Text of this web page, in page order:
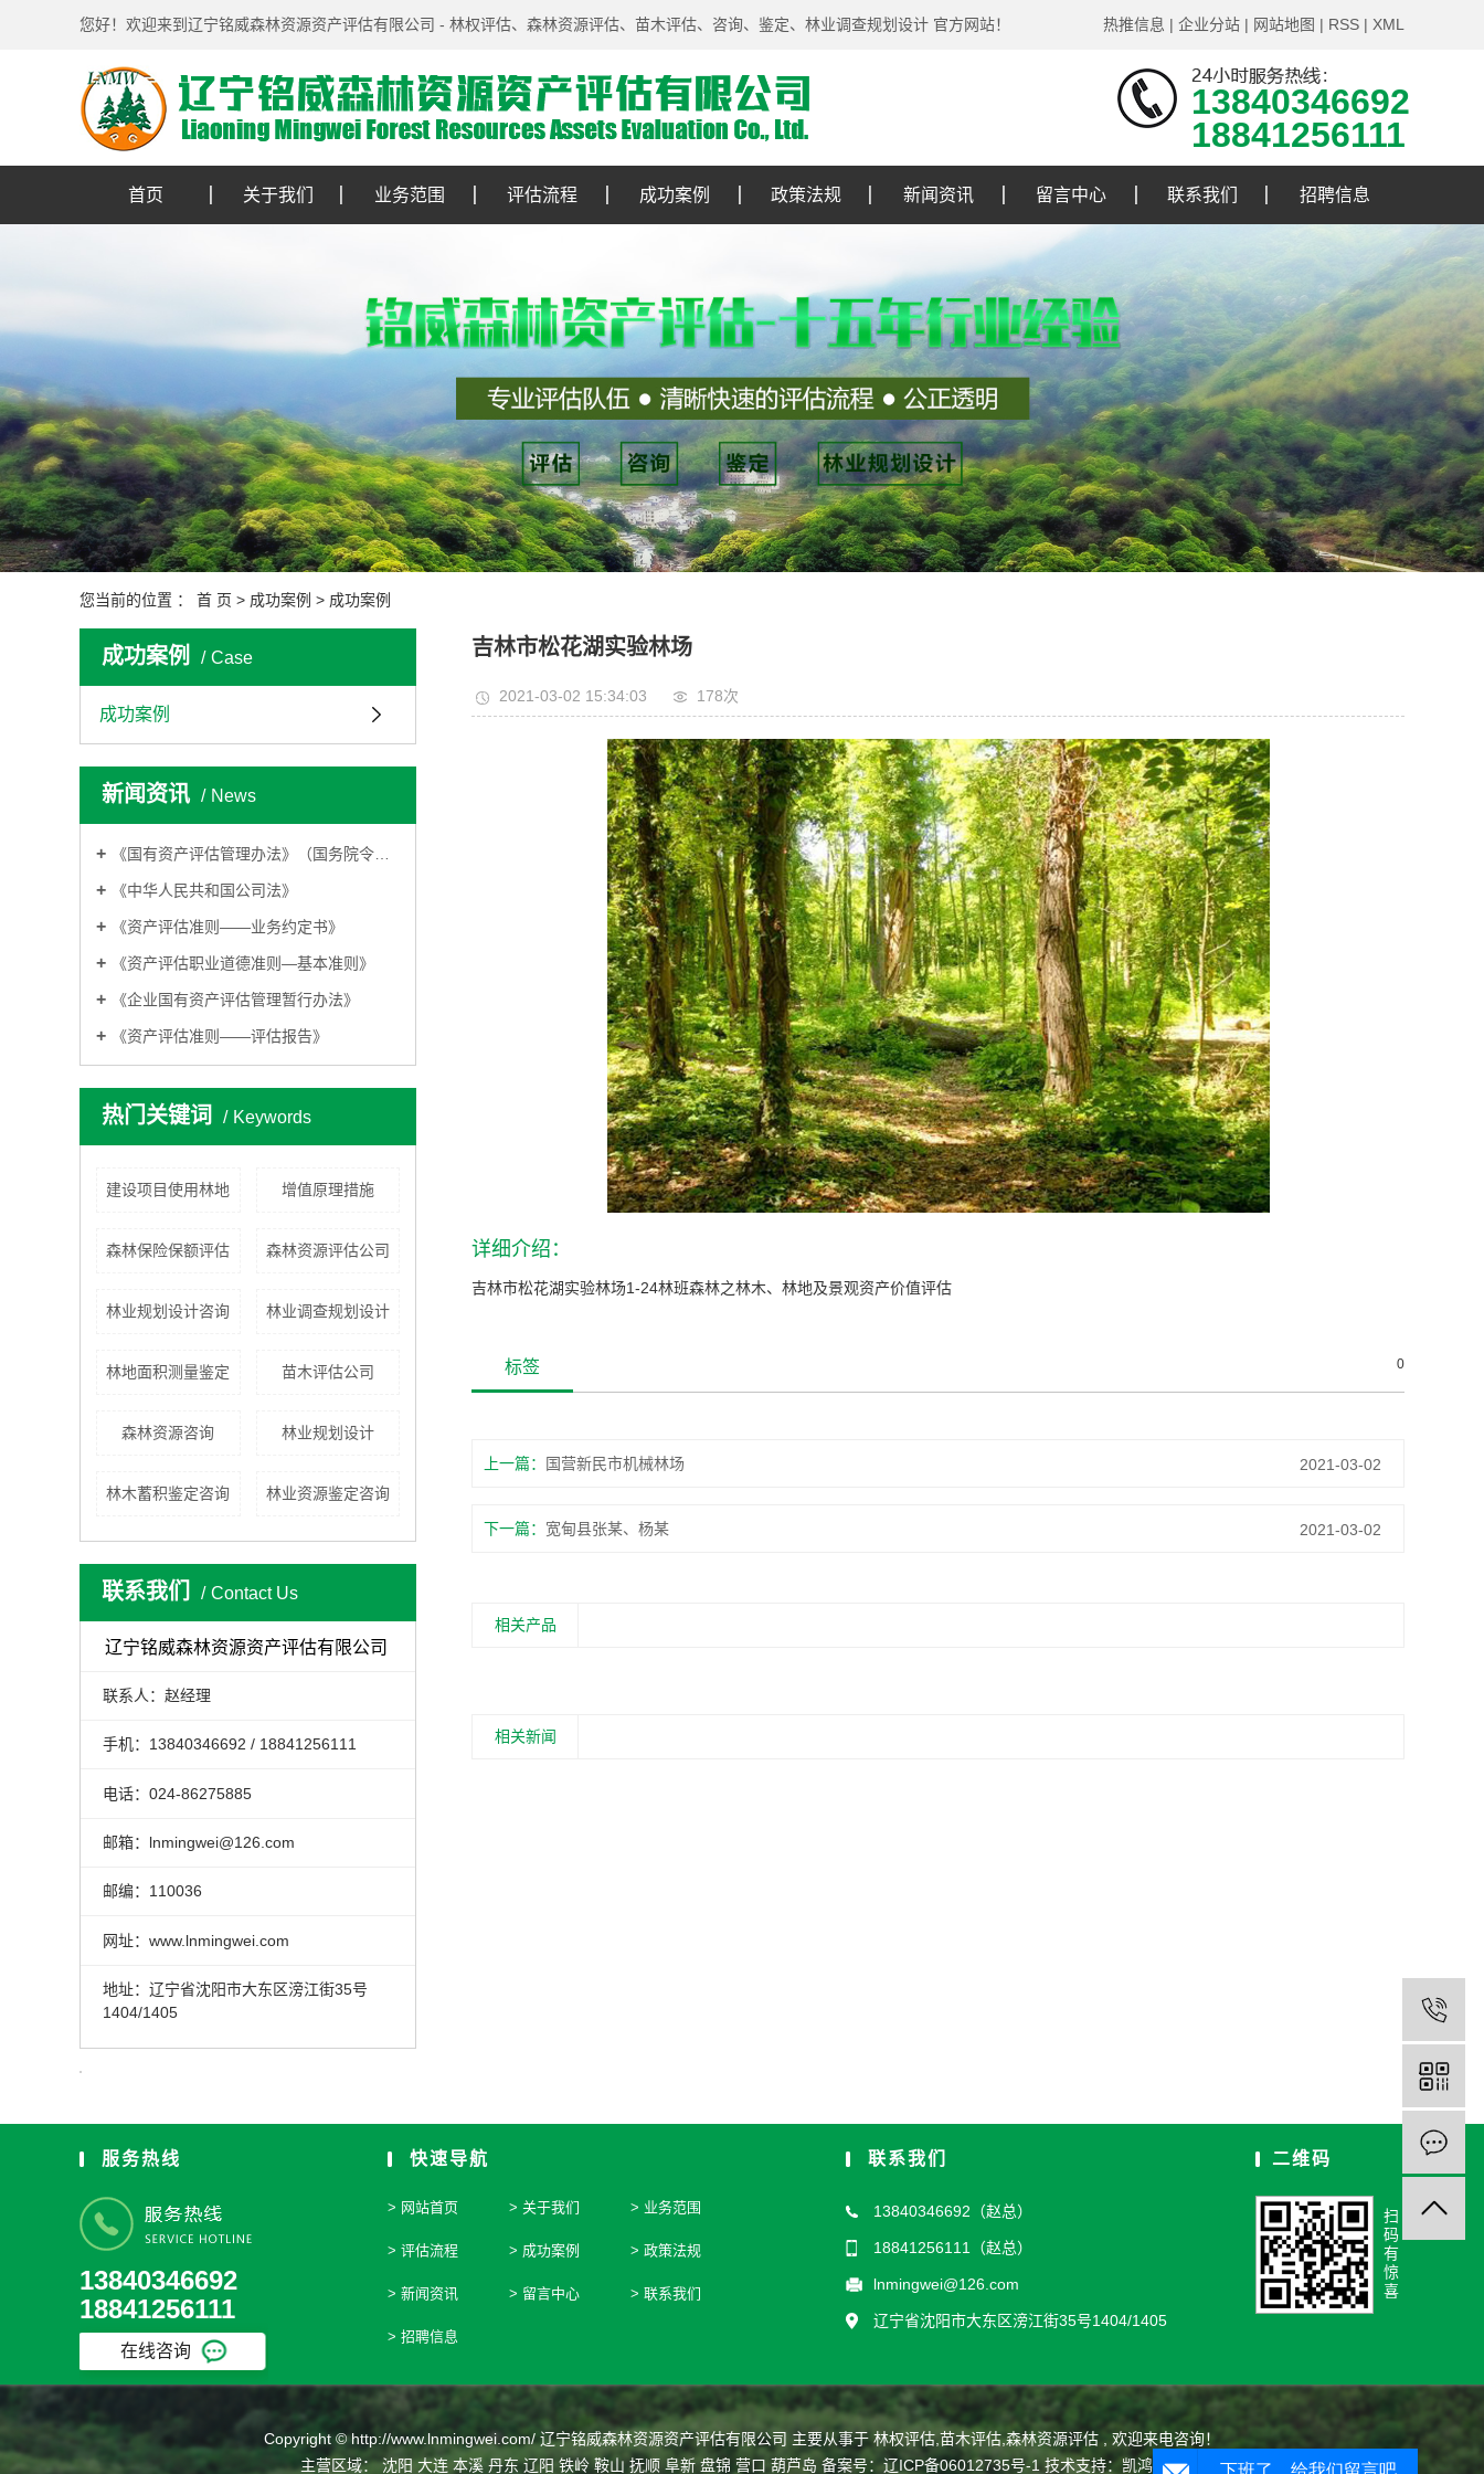
您好！欢迎来到辽宁铭威森林资源资产评估有限公司 - 林权评估、森林资源评估、苗木评估、咨询、鉴定、林业调查规划设计 官方网站！ 热推信息 | 企业分站 | 网站地图 | RSS | XML
13840346692
18841256111
首页 关于我们 业务范围 评估流程 成功案例 政策法规 新闻资讯 留言中心 联系我们 招聘信息
您当前的位置 ： 首 页 > 成功案例 > 成功案例
成功案例 Case
成功案例
新闻资讯 News
《国有资产评估管理办法》（国务院令第91号）
《中华人民共和国公司法》
《资产评估准则——业务约定书》
《资产评估职业道德准则—基本准则》
《企业国有资产评估管理暂行办法》
《资产评估准则——评估报告》
热门关键词 Keywords
建设项目使用林地 增值原理措施
森林保险保额评估 森林资源评估公司
林业规划设计咨询 林业调查规划设计
林地面积测量鉴定 苗木评估公司
森林资源咨询 林业规划设计
林木蓄积鉴定咨询 林业资源鉴定咨询
联系我们 Contact Us
辽宁铭威森林资源资产评估有限公司
联系人：赵经理
手机：13840346692 / 18841256111
电话：024-86275885
邮箱：lnmingwei@126.com
邮编：110036
网址：www.lnmingwei.com
地址：辽宁省沈阳市大东区滂江街35号
1404/1405
吉林市松花湖实验林场
2021-03-02 15:34:03 178次
详细介绍：
吉林市松花湖实验林场1-24林班森林之林木、林地及景观资产价值评估
标签 0
上一篇： 国营新民市机械林场 2021-03-02
下一篇： 宽甸县张某、杨某 2021-03-02
相关产品
相关新闻
服务热线
13840346692
18841256111
在线咨询
快速导航
首页 关于我们 业务范围
评估流程 成功案例 政策法规
新闻资讯 留言中心 联系我们
招聘信息
联系我们
13840346692（赵总）
18841256111（赵总）
lnmingwei@126.com
辽宁省沈阳市大东区滂江街35号1404/1405
二维码
扫
码
有
惊
喜
Copyright ©http://www.lnmingwei.com/ 辽宁铭威森林资源资产评估有限公司 主要从事于 林权评估,苗木评估,森林资源评估 , 欢迎来电咨询！
主营区域：沈阳 大连 本溪 丹东 辽阳 铁岭 鞍山 抚顺 阜新 盘锦 营口 葫芦岛 备案号：辽ICP备06012735号-1 技术支持： 凯鸿科技